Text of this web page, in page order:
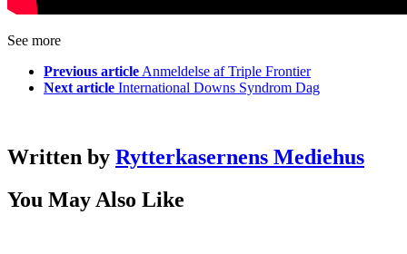
See more
Previous article Anmeldelse af Triple Frontier
Next article International Downs Syndrom Dag
Written by Rytterkasernens Mediehus
You May Also Like